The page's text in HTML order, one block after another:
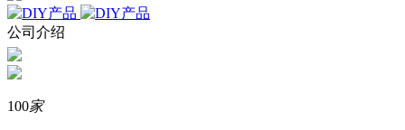
公司介绍
100家